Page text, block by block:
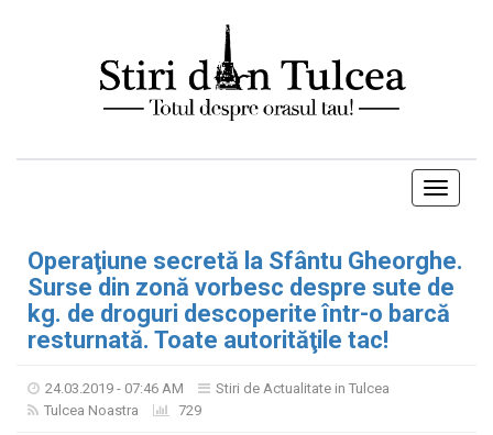
Toggle
Operaţiune secretă la Sfântu Gheorghe.
Surse din zonă vorbesc despre sute de
kg. de droguri descoperite într-o barcă
resturnată. Toate autorităţile tac!
24.03.2019 - 07:46 AM
Stiri de Actualitate in Tulcea
Tulcea Noastra
729